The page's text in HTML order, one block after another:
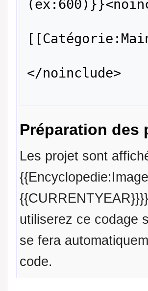
</noinclude>
Préparation des
Les projet sont
utiliserez ce codage
se fera
code.